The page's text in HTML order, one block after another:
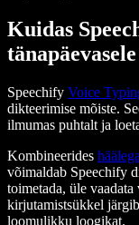
Kuidas
Speechify Voice
dikteerimise mõiste.
ilmumas puhtalt ja
Kombineerides
võimaldab Speechify
toimetada, üle
kirjutamistsükkel
loomulikku loogikat.